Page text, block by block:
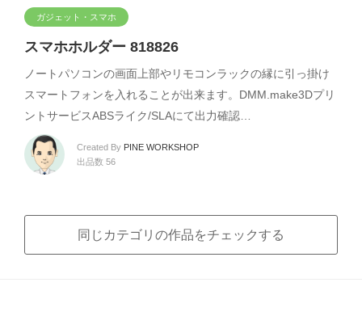
ガジェット・スマホ
スマホホルダー 818826
ノートパソコンの画面上部やリモコンラックの縁に引っ掛け
スマートフォンを入れることが出来ます。DMM.make3Dプリ
ントサービスABSライク/SLAにて出力確認…
Created By PINE WORKSHOP
出品数 56
同じカテゴリの作品をチェックする